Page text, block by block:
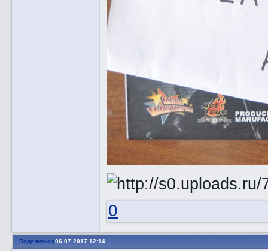
0
Поделиться06.07.2017 12:14